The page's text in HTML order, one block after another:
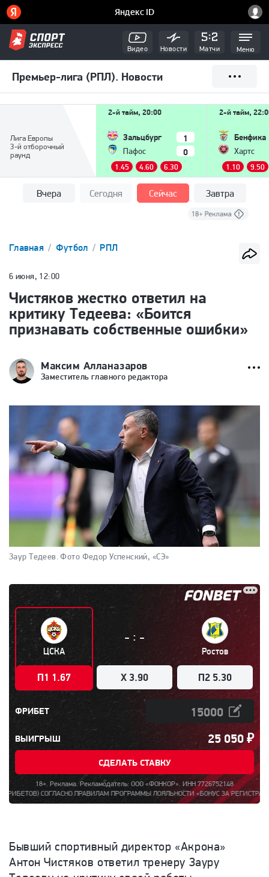
Видео Новости Матчи Меню
Премьер-лига (РПЛ). Новости
Лига Европы
3-й отборочный
раунд
2-й тайм, 20:00
Зальцбург
Пафос
1
0
1.45 4.60 6.30
2-й тайм,
Бенфика
Хартс
1.10 9.50
Вчера Сегодня Сейчас Завтра
Главная Футбол РПЛ
6 июня, 12:00
Чистяков жестко ответил на
критику Тедеева: «Боится
признавать собственные ошибки»
Максим Алланазаров
Заместитель главного редактора
Заур Тедеев. Фото Федор Успенский, «СЭ»
ЦСКА
П1 1.67
- : -
X 3.90
Ростов
П2 5.30
ФРИБЕТ
ВЫИГРЫШ 25 050₽
СДЕЛАТЬ СТАВКУ
18+. Реклама. Рекламодатель: ООО «ФОНКОР». ИНН 7726752148
ПРАВИЛАМ ПРОГРАММЫ ЛОЯЛЬНОСТИ «БОНУС ЗА РЕГИСТРАЦИЮ ДО
Бывший спортивный директор «Акрона»
Антон Чистяков ответил тренеру Зауру